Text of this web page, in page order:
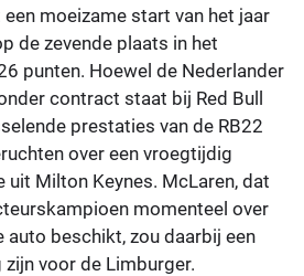
moeizame start van het jaar
de zevende plaats in het
punten. Hoewel de Nederlander
contract staat bij Red Bull
prestaties van de RB22
over een vroegtijdig
Milton Keynes. McLaren, dat
momenteel over
auto beschikt, zou daarbij een
voor de Limburger.